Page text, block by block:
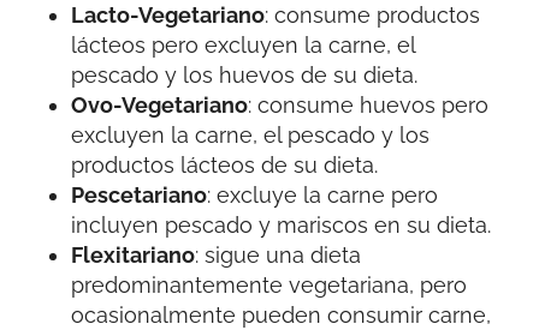
Lacto-Vegetariano: consume productos
lácteos pero excluyen la carne, el
pescado y los huevos de su dieta.
Ovo-Vegetariano: consume huevos pero
excluyen la carne, el pescado y los
productos lácteos de su dieta.
Pescetariano: excluye la carne pero
incluyen pescado y mariscos en su dieta.
Flexitariano: sigue una dieta
predominantemente vegetariana, pero
ocasionalmente pueden consumir carne,